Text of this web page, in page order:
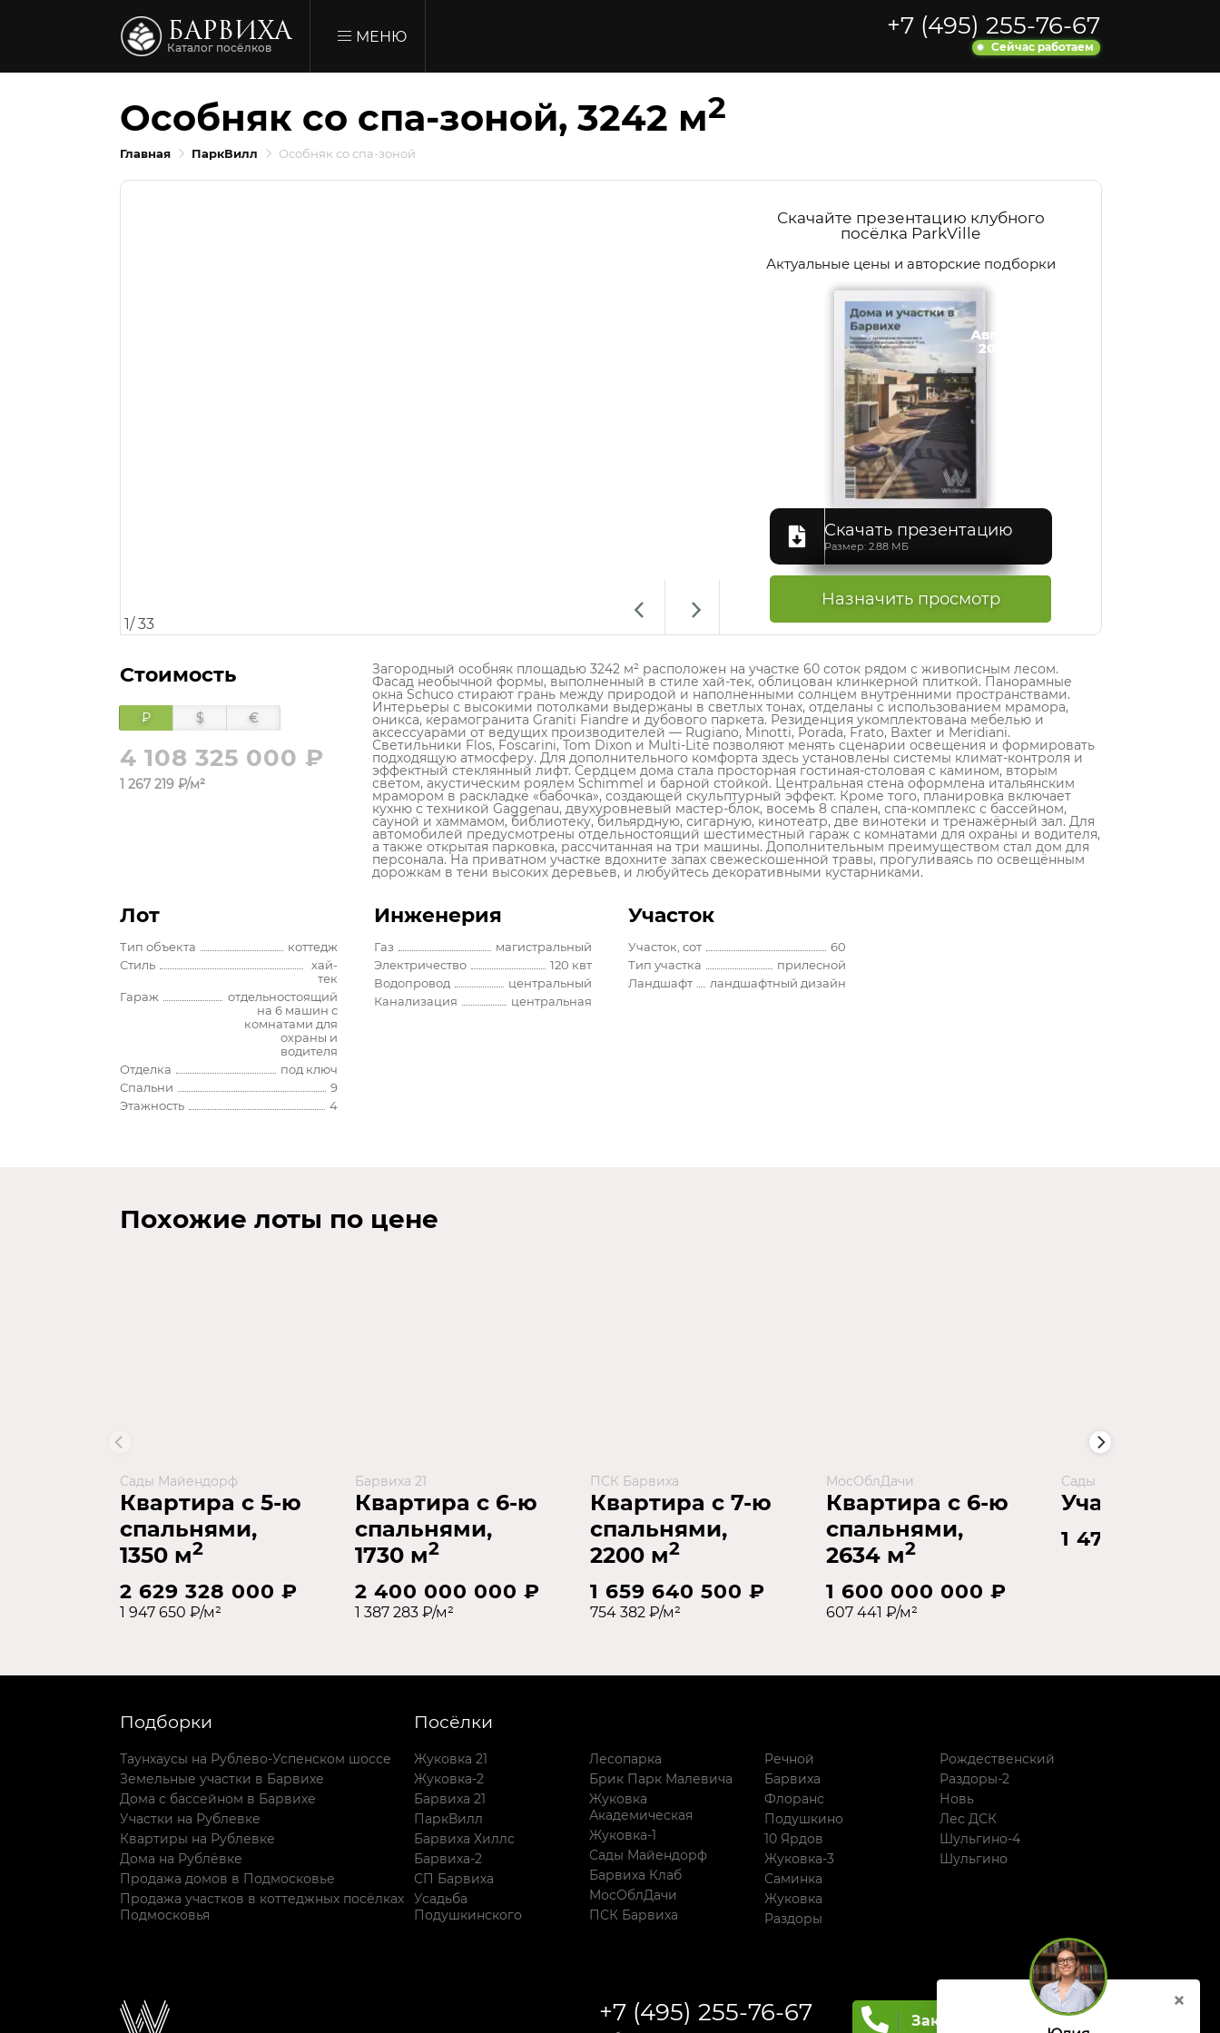
БАРВИХА
Каталог посёлков
МЕНЮ +7 (495) 255-76-67
Сейчас работаем
Особняк со спа-зоной, 3242 м2
Главная ПаркВилл Особняк со спа-зоной
1/33
Скачайте презентацию клубного
посёлка ParkVille
Актуальные цены и авторские подборки
Август
2026
Скачать презентацию
Размер: 2.88 МБ
Назначить просмотр
Стоимость
₽ $ €
4 108 325 000 ₽
1 267 219 ₽/м²
Загородный особняк площадью 3242 м² расположен на участке 60 соток рядом с живописным лесом.
Фасад необычной формы, выполненный в стиле хай-тек, облицован клинкерной плиткой. Панорамные
окна Schuco стирают грань между природой и наполненными солнцем внутренними пространствами.
Интерьеры с высокими потолками выдержаны в светлых тонах, отделаны с использованием мрамора,
оникса, керамогранита Graniti Fiandre и дубового паркета. Резиденция укомплектована мебелью и
аксессуарами от ведущих производителей — Rugiano, Minotti, Porada, Frato, Baxter и Meridiani.
Светильники Flos, Foscarini, Tom Dixon и Multi-Lite позволяют менять сценарии освещения и формировать
подходящую атмосферу. Для дополнительного комфорта здесь установлены системы климат-контроля и
эффектный стеклянный лифт. Сердцем дома стала просторная гостиная-столовая с камином, вторым
светом, акустическим роялем Schimmel и барной стойкой. Центральная стена оформлена итальянским
мрамором в раскладке «бабочка», создающей скульптурный эффект. Кроме того, планировка включает
кухню с техникой Gaggenau, двухуровневый мастер-блок, восемь 8 спален, спа-комплекс с бассейном,
сауной и хаммамом, библиотеку, бильярдную, сигарную, кинотеатр, две винотеки и тренажёрный зал. Для
автомобилей предусмотрены отдельностоящий шестиместный гараж с комнатами для охраны и водителя,
а также открытая парковка, рассчитанная на три машины. Дополнительным преимуществом стал дом для
персонала. На приватном участке вдохните запах свежескошенной травы, прогуливаясь по освещённым
дорожкам в тени высоких деревьев, и любуйтесь декоративными кустарниками.
Лот
Тип объекта
коттедж
Стиль
хай-
тек
Гараж
отдельностоящий
на 6 машин с
комнатами для
охраны и
водителя
Отделка
под ключ
Спальни
9
Этажность
4
Инженерия
Газ
магистральный
Электричество
120 квт
Водопровод
центральный
Канализация
центральная
Участок
Участок, сот
60
Тип участка
прилесной
Ландшафт
ландшафтный дизайн
Похожие лоты по цене
Сады Майендорф
Квартира с 5-ю
спальнями,
1350 м2
2 629 328 000 ₽
1 947 650 ₽/м²
Барвиха 21
Квартира с 6-ю
спальнями,
1730 м2
2 400 000 000 ₽
1 387 283 ₽/м²
ПСК Барвиха
Квартира с 7-ю
спальнями,
2200 м2
1 659 640 500 ₽
754 382 ₽/м²
МосОблДачи
Квартира с 6-ю
спальнями,
2634 м2
1 600 000 000 ₽
607 441 ₽/м²
Сады Майендорф
Участок 58
1 478 997
Подборки
Таунхаусы на Рублево-Успенском шоссе
Земельные участки в Барвихе
Дома с бассейном в Барвихе
Участки на Рублевке
Квартиры на Рублевке
Дома на Рублёвке
Продажа домов в Подмосковье
Продажа участков в коттеджных посёлках
Подмосковья
Посёлки
Жуковка 21
Жуковка-2
Барвиха 21
ПаркВилл
Барвиха Хиллс
Барвиха-2
СП Барвиха
Усадьба
Подушкинского
Лесопарка
Брик Парк Малевича
Жуковка
Академическая
Жуковка-1
Сады Майендорф
Барвиха Клаб
МосОблДачи
ПСК Барвиха
Речной
Барвиха
Флоранс
Подушкино
10 Ярдов
Жуковка-3
Саминка
Жуковка
Раздоры
Рождественский
Раздоры-2
Новь
Лес ДСК
Шульгино-4
Шульгино
+7 (495) 255-76-67 Заказать звонок